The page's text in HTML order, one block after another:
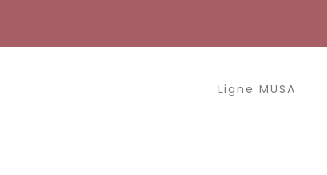
contenu
Ligne MUSA